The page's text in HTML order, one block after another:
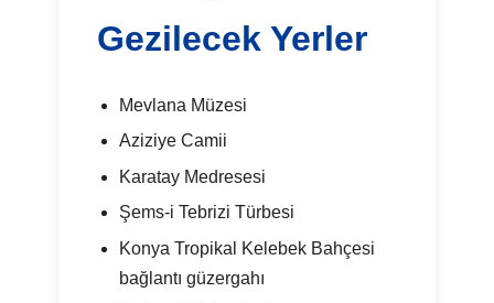
Gezilecek Yerler
Mevlana Müzesi
Aziziye Camii
Karatay Medresesi
Şems-i Tebrizi Türbesi
Konya Tropikal Kelebek Bahçesi
bağlantı güzergahı